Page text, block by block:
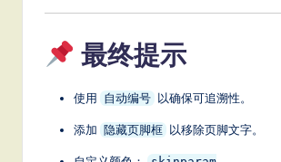
最终提示
使用 自动编号 以确保可追溯性。
添加 隐藏页脚框 以移除页脚文字。